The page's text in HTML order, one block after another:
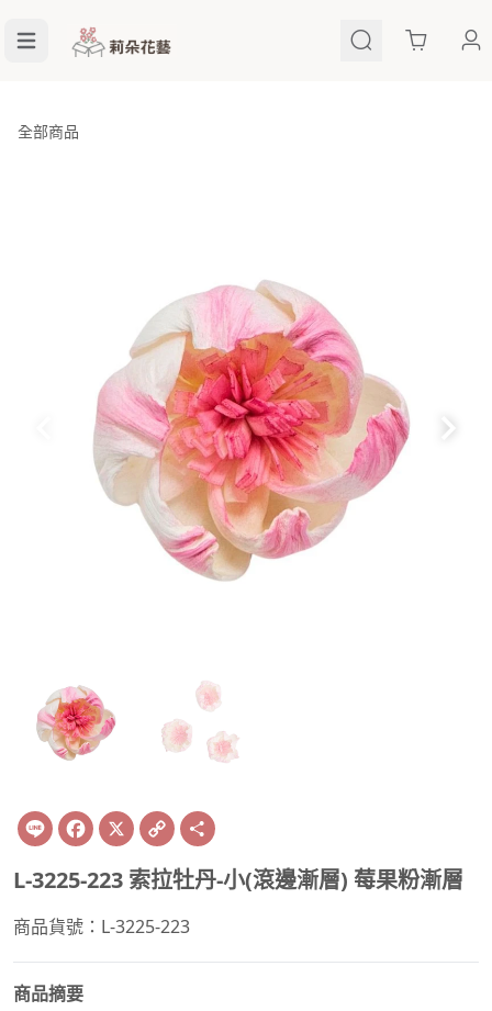
Cart
全部商品
Line Facebook
X Copy
Link
L-3225-223 索拉牡丹-小(滾邊漸層) 莓果粉漸層
商品貨號：L-3225-223
商品摘要